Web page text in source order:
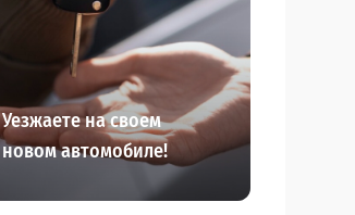
Уезжаете на своем
новом автомобиле!